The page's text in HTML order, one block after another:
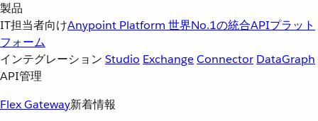
製品
IT担当者向けAnypoint Platform 世界No.1の統合APIプラット
フォーム
インテグレーション Studio ExchangeConnector DataGraph
API管理
Flex Gateway新着情報